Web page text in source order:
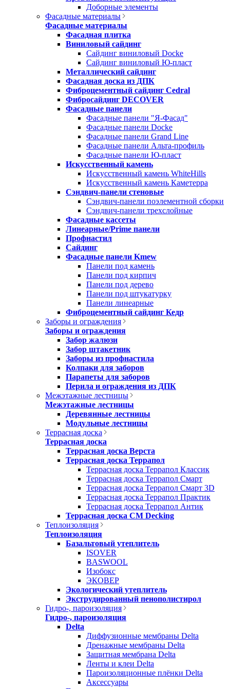
Доборные элементы
Фасадные материалы
Фасадные материалы
Фасадная плитка
Виниловый сайдинг
Сайдинг виниловый Docke
Сайдинг виниловый Ю-пласт
Металлический сайдинг
Фасадная доска из ДПК
Фиброцементный сайдинг Cedral
Фибросайдинг DECOVER
Фасадные панели
Фасадные панели "Я-Фасад"
Фасадные панели Docke
Фасадные панели Grand Line
Фасадные панели Альта-профиль
Фасадные панели Ю-пласт
Искусственный камень
Искусственный камень WhiteHills
Искусственный камень Каметерра
Сэндвич-панели стеновые
Сэндвич-панели поэлементной сборки
Сэндвич-панели трехслойные
Фасадные кассеты
Линеарные/Prime панели
Профнастил
Сайдинг
Фасадные панели Kmew
Панели под камень
Панели под кирпич
Панели под дерево
Панели под штукатурку
Панели линеарные
Фиброцементный сайдинг Кедр
Заборы и ограждения
Заборы и ограждения
Забор жалюзи
Забор штакетник
Заборы из профнастила
Колпаки для заборов
Парапеты для заборов
Перила и ограждения из ДПК
Межэтажные лестницы
Межэтажные лестницы
Деревянные лестницы
Модульные лестницы
Террасная доска
Террасная доска
Террасная доска Верста
Террасная доска Террапол
Террасная доска Террапол Классик
Террасная доска Террапол Смарт
Террасная доска Террапол Смарт 3D
Террасная доска Террапол Практик
Террасная доска Террапол Антик
Террасная доска CM Decking
Теплоизоляция
Теплоизоляция
Базальтовый утеплитель
ISOVER
BASWOOL
Изобокс
ЭКОВЕР
Экологический утеплитель
Экструдированный пенополистирол
Гидро-, пароизоляция
Гидро-, пароизоляция
Delta
Диффузионные мембраны Delta
Дренажные мембраны Delta
Защитная мембрана Delta
Ленты и клеи Delta
Пароизоляционные плёнки Delta
Аксессуары